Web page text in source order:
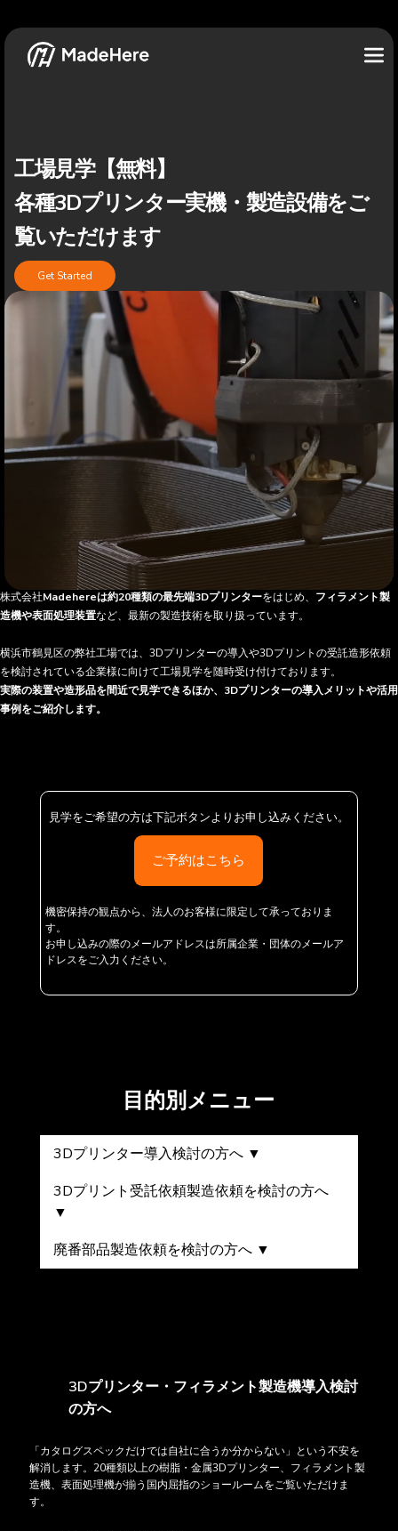
工場見学【無料】
各種3Dプリンター実機・製造設備をご
覧いただけます
Get Started
株式会社Madehereは約20種類の最先端3Dプリンターをはじめ、 フィラメント製
造機や表面処理装置など、最新の製造技術を取り扱っています。
横浜市鶴見区の弊社工場では、3Dプリンターの導入や3Dプリントの受託造形依頼
を検討されている企業様に向けて工場見学を随時受け付けております。
実際の装置や造形品を間近で見学できるほか、3Dプリンターの導入メリットや活用
事例をご紹介します。
見学をご希望の方は下記ボタンよりお申し込みください。
ご予約はこちら
機密保持の観点から、法人のお客様に限定して承っておりま
す。
お申し込みの際のメールアドレスは所属企業・団体のメールア
ドレスをご入力ください。
目的別メニュー
3Dプリンター導入検討の方へ ▼
3Dプリント受託依頼製造依頼を検討の方へ
▼
廃番部品製造依頼を検討の方へ ▼
3Dプリンター・フィラメント製造機導入検討
の方へ
「カタログスペックだけでは自社に合うか分からない」という不安を
解消します。20種類以上の樹脂・金属3Dプリンター、フィラメント製
造機、表面処理機が揃う国内屈指のショールームをご覧いただけま
す。